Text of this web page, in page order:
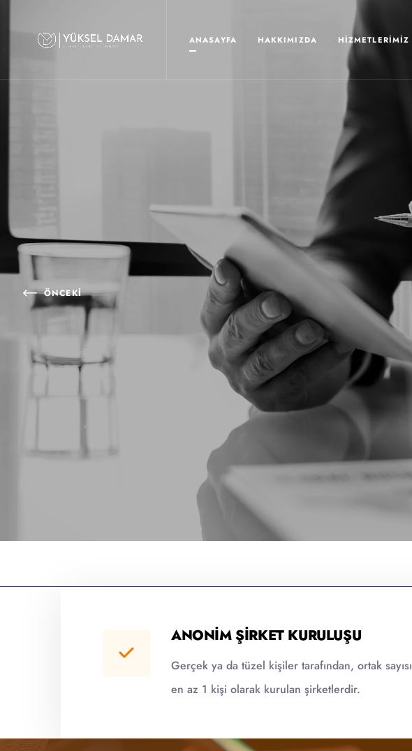
ANASAYFA HAKKIMIZDA HIZMETLERIMIZ
ÖNCEKI
ANONIM ŞIRKET KURULUŞU
Gerçek ya da tüzel kişiler tarafından, ortak sayısı
en az 1 kişi olarak kurulan şirketlerdir.